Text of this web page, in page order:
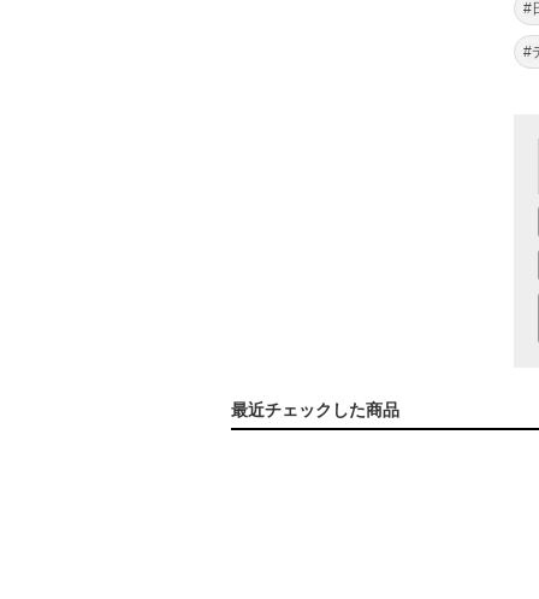
#
#
最近チェックした商品